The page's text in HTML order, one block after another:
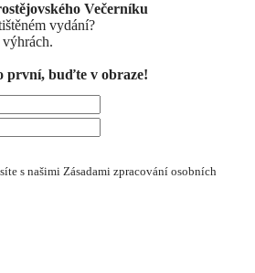
Večerníku
vydání?
výhrách.
první, buďte v obraze!
s našimi Zásadami zpracování osobních